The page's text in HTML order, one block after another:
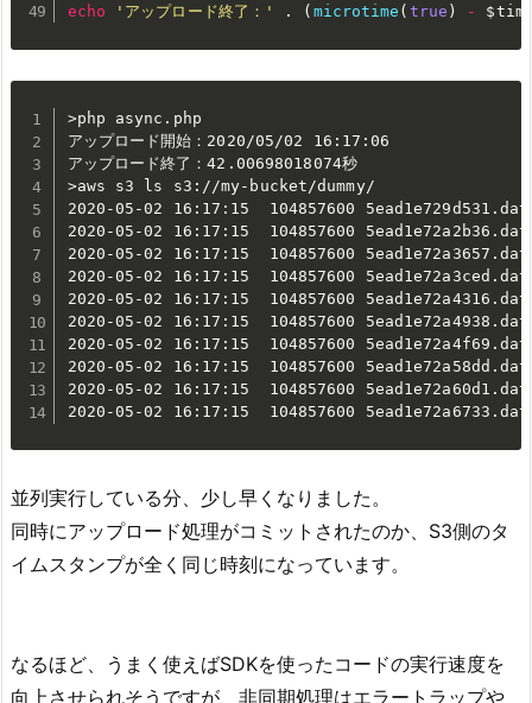
echo 'アップロード終了：' . ( microtime ( true ) -
>php async.php
アップロード開始：2020/05/02 16:17:06
アップロード終了：42.00698018074秒
>aws s3 ls s3://my-bucket/dummy/
2020-05-02 16:17:15  104857600 5ead1e729d531.dat
2020-05-02 16:17:15  104857600 5ead1e72a2b36.dat
2020-05-02 16:17:15  104857600 5ead1e72a3657.dat
2020-05-02 16:17:15  104857600 5ead1e72a3ced.dat
2020-05-02 16:17:15  104857600 5ead1e72a4316.dat
2020-05-02 16:17:15  104857600 5ead1e72a4938.dat
2020-05-02 16:17:15  104857600 5ead1e72a4f69.dat
2020-05-02 16:17:15  104857600 5ead1e72a58dd.dat
2020-05-02 16:17:15  104857600 5ead1e72a60d1.dat
2020-05-02 16:17:15  104857600 5ead1e72a6733.dat
並列実行している分、少し早くなりました。
同時にアップロード処理がコミットされたのか、S3側のタ
イムスタンプが全く同じ時刻になっています。
なるほど、うまく使えばSDKを使ったコードの実行速度を
向上させられそうですが、非同期処理はエラートラップや